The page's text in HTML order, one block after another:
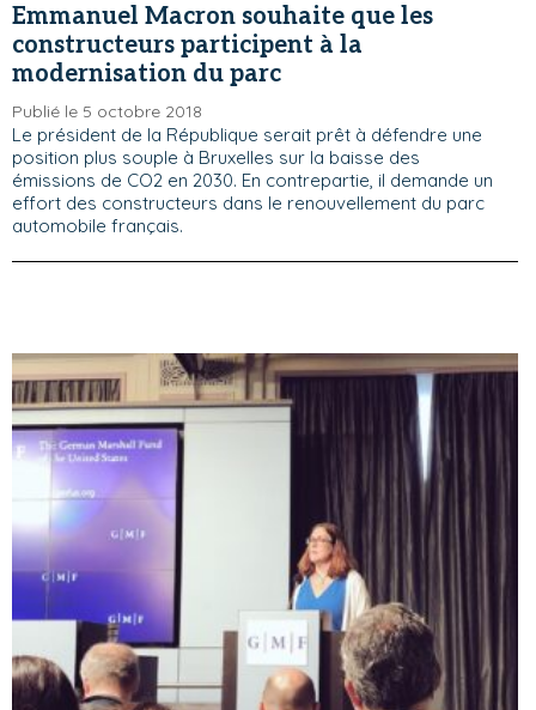
Emmanuel Macron souhaite que les
constructeurs participent à la
modernisation du parc
Publié le 5 octobre 2018
Le président de la République serait prêt à défendre une
position plus souple à Bruxelles sur la baisse des
émissions de CO2 en 2030. En contrepartie, il demande un
effort des constructeurs dans le renouvellement du parc
automobile français.